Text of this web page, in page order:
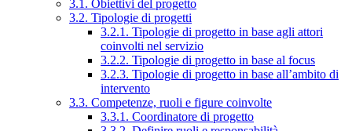
3.1. Obiettivi del progetto
3.2. Tipologie di progetti
3.2.1. Tipologie di progetto in base agli attori
coinvolti nel servizio
3.2.2. Tipologie di progetto in base al focus
3.2.3. Tipologie di progetto in base all’ambito di
intervento
3.3. Competenze, ruoli e figure coinvolte
3.3.1. Coordinatore di progetto